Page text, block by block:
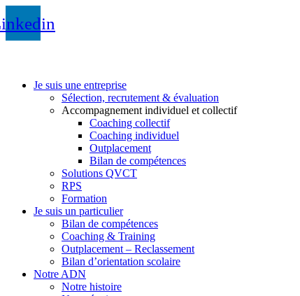
Je suis une entreprise
Sélection, recrutement & évaluation
Accompagnement individuel et collectif
Coaching collectif
Coaching individuel
Outplacement
Bilan de compétences
Solutions QVCT
RPS
Formation
Je suis un particulier
Bilan de compétences
Coaching & Training
Outplacement – Reclassement
Bilan d’orientation scolaire
Notre ADN
Notre histoire